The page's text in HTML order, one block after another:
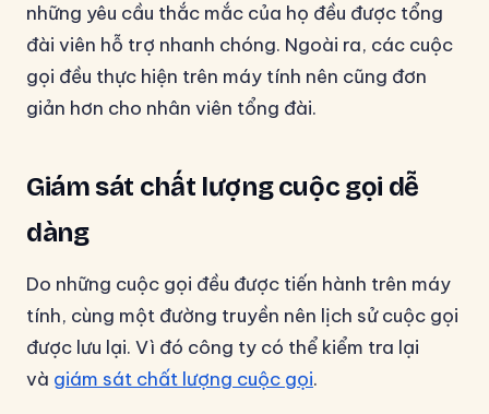
những yêu cầu thắc mắc của họ đều được tổng
đài viên hỗ trợ nhanh chóng. Ngoài ra, các cuộc
gọi đều thực hiện trên máy tính nên cũng đơn
giản hơn cho nhân viên tổng đài.
Giám sát chất lượng cuộc gọi dễ
dàng
Do những cuộc gọi đều được tiến hành trên máy
tính, cùng một đường truyền nên lịch sử cuộc gọi
được lưu lại. Vì đó công ty có thể kiểm tra lại
và giám sát chất lượng cuộc gọi.